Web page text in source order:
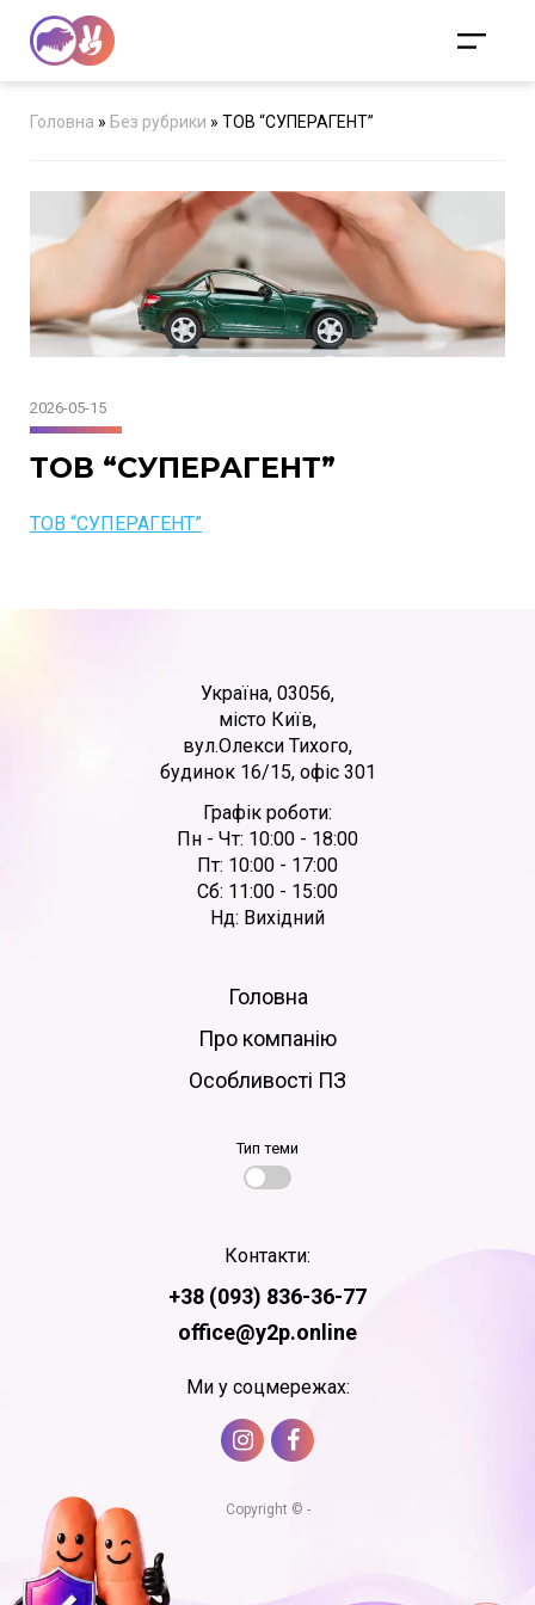
Головна » Без рубрики » ТОВ “СУПЕРАГЕНТ”
2026-05-15
ТОВ “СУПЕРАГЕНТ”
ТОВ “СУПЕРАГЕНТ”
Україна, 03056,
місто Київ,
вул.Олекси Тихого,
будинок 16/15, офіс 301
Графік роботи:
Пн - Чт: 10:00 - 18:00
Пт: 10:00 - 17:00
Сб: 11:00 - 15:00
Нд: Вихідний
Головна
Про компанію
Особливості ПЗ
Тип теми
Контакти:
+38 (093) 836-36-77
office@y2p.online
Ми у соцмережах:
Copyright © -